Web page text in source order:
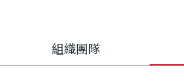
組織團隊